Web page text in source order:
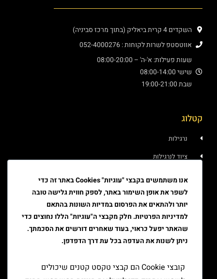
השקדים 4 קרית ביאליק (בתוך מרכז סביניה)
אווטסטפ לשרות לקוחות : 052-4000276
שעות פעילות: א'-ה' – 08:00-20:00
שישי 08:00-14:00
שבת 19:00-21:00
קטלוג
נרגילות
ציוד לנרגילות
טבק
ציוד למעשן
יצירת קשר
אנו משתמשים בקבצי "עוגיות" Cookies באתר זה כדי
לשפר את אופן השימור באתר, לספק חווית גלישה טובה
יותר ולהתאים את הפרסום במדיות השונות בהתאם
למדיניות הפרטיות. חלק מקבצי ה"עוגיות" הללו נחוצים כדי
שהאתר יפעל כראוי, בעוד שאחרים דורשים את הסכמתך.
ניתן לשנות את העדפה בכל עת דרך הדפדפן.
קובצי Cookie הם קבצי טקסט קטנים שיכולים